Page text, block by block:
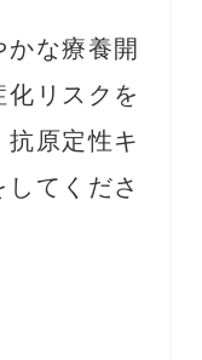
な療養開
リスクを
原定性キ
てくださ